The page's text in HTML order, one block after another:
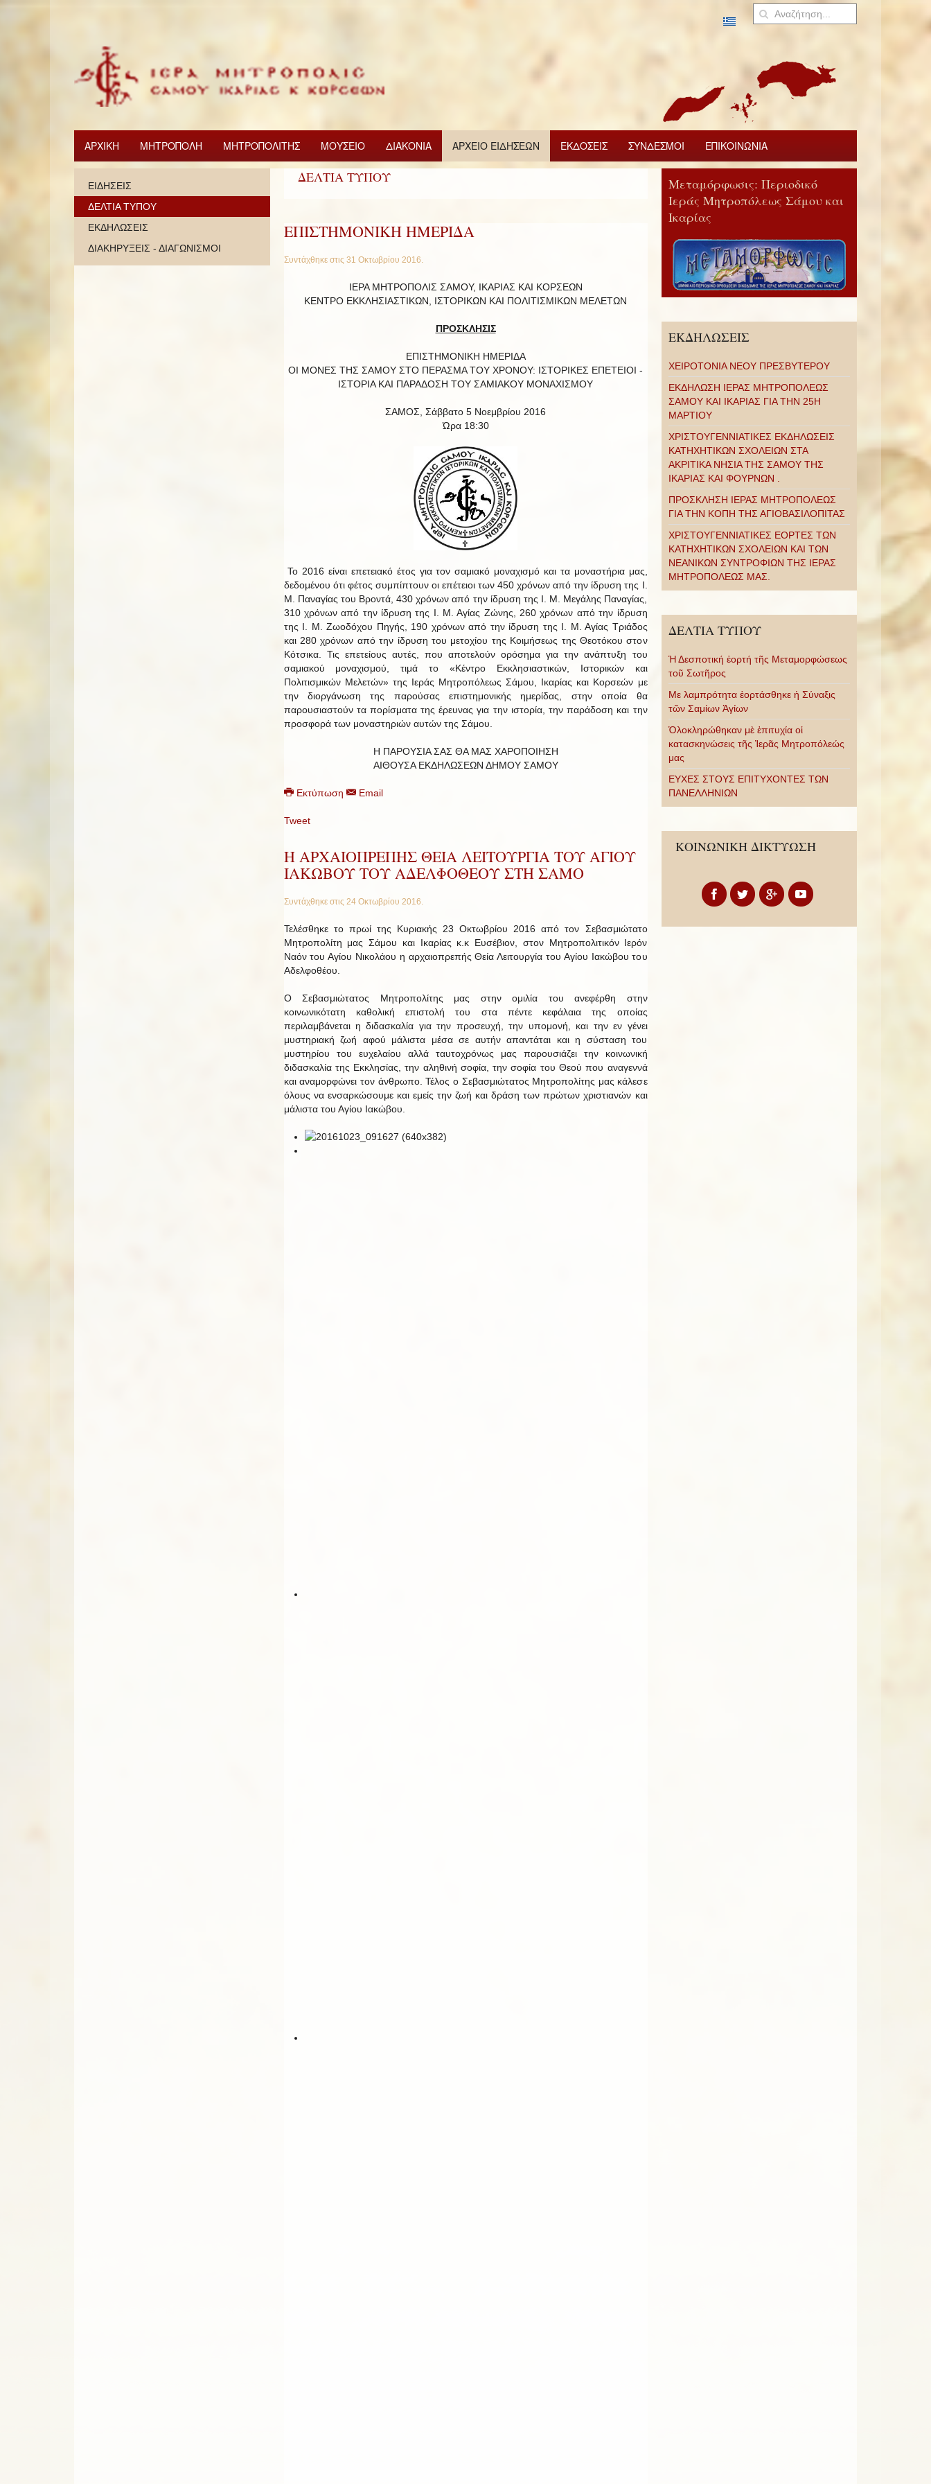
ΑΡΧΙΚΗ ΜΗΤΡΟΠΟΛΗ ΜΗΤΡΟΠΟΛΙΤΗΣ ΜΟΥΣΕΙΟ ΔΙΑΚΟΝΙΑ ΑΡΧΕΙΟ ΕΙΔΗΣΕΩΝ ΕΚΔΟΣΕΙΣ ΣΥΝΔΕΣΜΟΙ ΕΠΙΚΟΙΝΩΝΙΑ
ΔΕΛΤΙΑ ΤΥΠΟΥ
ΕΠΙΣΤΗΜΟΝΙΚΗ ΗΜΕΡΙΔΑ
Συντάχθηκε στις 31 Οκτωβρίου 2016.
ΙΕΡΑ ΜΗΤΡΟΠΟΛΙΣ ΣΑΜΟΥ, ΙΚΑΡΙΑΣ ΚΑΙ ΚΟΡΣΕΩΝ
ΚΕΝΤΡΟ ΕΚΚΛΗΣΙΑΣΤΙΚΩΝ, ΙΣΤΟΡΙΚΩΝ ΚΑΙ ΠΟΛΙΤΙΣΜΙΚΩΝ ΜΕΛΕΤΩΝ
ΠΡΟΣΚΛΗΣΙΣ
ΕΠΙΣΤΗΜΟΝΙΚΗ ΗΜΕΡΙΔΑ
ΟΙ ΜΟΝΕΣ ΤΗΣ ΣΑΜΟΥ ΣΤΟ ΠΕΡΑΣΜΑ ΤΟΥ ΧΡΟΝΟΥ: ΙΣΤΟΡΙΚΕΣ ΕΠΕΤΕΙΟΙ -
ΙΣΤΟΡΙΑ ΚΑΙ ΠΑΡΑΔΟΣΗ ΤΟΥ ΣΑΜΙΑΚΟΥ ΜΟΝΑΧΙΣΜΟΥ
ΣΑΜΟΣ, Σάββατο 5 Νοεμβρίου 2016
Ώρα 18:30
Το 2016 είναι επετειακό έτος για τον σαμιακό μοναχισμό και τα μοναστήρια μας,
δεδομένου ότι φέτος συμπίπτουν οι επέτειοι των 450 χρόνων από την ίδρυση της Ι.
Μ. Παναγίας του Βροντά, 430 χρόνων από την ίδρυση της Ι. Μ. Μεγάλης Παναγίας,
310 χρόνων από την ίδρυση της Ι. Μ. Αγίας Ζώνης, 260 χρόνων από την ίδρυση
της Ι. Μ. Ζωοδόχου Πηγής, 190 χρόνων από την ίδρυση της Ι. Μ. Αγίας Τριάδος
και 280 χρόνων από την ίδρυση του μετοχίου της Κοιμήσεως της Θεοτόκου στον
Κότσικα. Τις επετείους αυτές, που αποτελούν ορόσημα για την ανάπτυξη του
σαμιακού μοναχισμού, τιμά το «Κέντρο Εκκλησιαστικών, Ιστορικών και
Πολιτισμικών Μελετών» της Ιεράς Μητροπόλεως Σάμου, Ικαρίας και Κορσεών με
την διοργάνωση της παρούσας επιστημονικής ημερίδας, στην οποία θα
παρουσιαστούν τα πορίσματα της έρευνας για την ιστορία, την παράδοση και την
προσφορά των μοναστηριών αυτών της Σάμου.
Η ΠΑΡΟΥΣΙΑ ΣΑΣ ΘΑ ΜΑΣ ΧΑΡΟΠΟΙΗΣΗ
ΑΙΘΟΥΣΑ ΕΚΔΗΛΩΣΕΩΝ ΔΗΜΟΥ ΣΑΜΟΥ
Εκτύπωση Email
Tweet
Η ΑΡΧΑΙΟΠΡΕΠΗΣ ΘΕΙΑ ΛΕΙΤΟΥΡΓΙΑ ΤΟΥ ΑΓΙΟΥ
ΙΑΚΩΒΟΥ ΤΟΥ ΑΔΕΛΦΟΘΕΟΥ ΣΤΗ ΣΑΜΟ
Συντάχθηκε στις 24 Οκτωβρίου 2016.
Τελέσθηκε το πρωί της Κυριακής 23 Οκτωβρίου 2016 από τον Σεβασμιώτατο
Μητροπολίτη μας Σάμου και Ικαρίας κ.κ Ευσέβιον, στον Μητροπολιτικόν Ιερόν
Ναόν του Αγίου Νικολάου η αρχαιοπρεπής Θεία Λειτουργία του Αγίου Ιακώβου του
Αδελφοθέου.
Ο Σεβασμιώτατος Μητροπολίτης μας στην ομιλία του ανεφέρθη στην
κοινωνικότατη καθολική επιστολή του στα πέντε κεφάλαια της οποίας
περιλαμβάνεται η διδασκαλία για την προσευχή, την υπομονή, και την εν γένει
μυστηριακή ζωή αφού μάλιστα μέσα σε αυτήν απαντάται και η σύσταση του
μυστηρίου του ευχελαίου αλλά ταυτοχρόνως μας παρουσιάζει την κοινωνική
διδασκαλία της Εκκλησίας, την αληθινή σοφία, την σοφία του Θεού που αναγεννά
και αναμορφώνει τον άνθρωπο. Τέλος ο Σεβασμιώτατος Μητροπολίτης μας κάλεσε
όλους να ενσαρκώσουμε και εμείς την ζωή και δράση των πρώτων χριστιανών και
μάλιστα του Αγίου Ιακώβου.
ΕΙΔΗΣΕΙΣ
ΔΕΛΤΙΑ ΤΥΠΟΥ
ΕΚΔΗΛΩΣΕΙΣ
ΔΙΑΚΗΡΥΞΕΙΣ - ΔΙΑΓΩΝΙΣΜΟΙ
Μεταμόρφωσις: Περιοδικό
Ιεράς Μητροπόλεως Σάμου και
Ικαρίας
ΕΚΔΗΛΩΣΕΙΣ
ΧΕΙΡΟΤΟΝΙΑ ΝΕΟΥ ΠΡΕΣΒΥΤΕΡΟΥ
ΕΚΔΗΛΩΣΗ ΙΕΡΑΣ ΜΗΤΡΟΠΟΛΕΩΣ
ΣΑΜΟΥ ΚΑΙ ΙΚΑΡΙΑΣ ΓΙΑ ΤΗΝ 25Η
ΜΑΡΤΙΟΥ
ΧΡΙΣΤΟΥΓΕΝΝΙΑΤΙΚΕΣ ΕΚΔΗΛΩΣΕΙΣ
ΚΑΤΗΧΗΤΙΚΩΝ ΣΧΟΛΕΙΩΝ ΣΤΑ
ΑΚΡΙΤΙΚΑ ΝΗΣΙΑ ΤΗΣ ΣΑΜΟΥ ΤΗΣ
ΙΚΑΡΙΑΣ ΚΑΙ ΦΟΥΡΝΩΝ .
ΠΡΟΣΚΛΗΣΗ ΙΕΡΑΣ ΜΗΤΡΟΠΟΛΕΩΣ
ΓΙΑ ΤΗΝ ΚΟΠΗ ΤΗΣ ΑΓΙΟΒΑΣΙΛΟΠΙΤΑΣ
ΧΡΙΣΤΟΥΓΕΝΝΙΑΤΙΚΕΣ ΕΟΡΤΕΣ ΤΩΝ
ΚΑΤΗΧΗΤΙΚΩΝ ΣΧΟΛΕΙΩΝ ΚΑΙ ΤΩΝ
ΝΕΑΝΙΚΩΝ ΣΥΝΤΡΟΦΙΩΝ ΤΗΣ ΙΕΡΑΣ
ΜΗΤΡΟΠΟΛΕΩΣ ΜΑΣ.
ΔΕΛΤΙΑ ΤΥΠΟΥ
Ἡ Δεσποτική ἑορτή τῆς Μεταμορφώσεως
τοῦ Σωτῆρος
Με λαμπρότητα ἑορτάσθηκε ἡ Σύναξις
τῶν Σαμίων Ἁγίων
Ὁλοκληρώθηκαν μὲ ἐπιτυχία οἱ
κατασκηνώσεις τῆς Ἱερᾶς Μητροπόλεώς
μας
ΕΥΧΕΣ ΣΤΟΥΣ ΕΠΙΤΥΧΟΝΤΕΣ ΤΩΝ
ΠΑΝΕΛΛΗΝΙΩΝ
ΚΟΙΝΩΝΙΚΗ ΔΙΚΤΥΩΣΗ